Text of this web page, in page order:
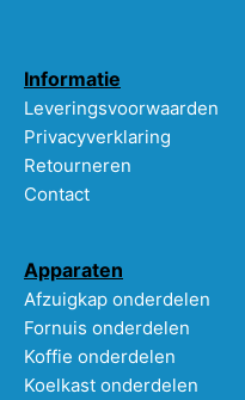
Informatie
Leveringsvoorwaarden
Privacyverklaring
Retourneren
Contact
Apparaten
Afzuigkap onderdelen
Fornuis onderdelen
Koffie onderdelen
Koelkast onderdelen